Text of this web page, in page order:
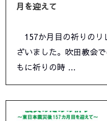
月を迎えて
157か月目の祈りのリ
ざいました。吹田教会
もに祈りの時 …